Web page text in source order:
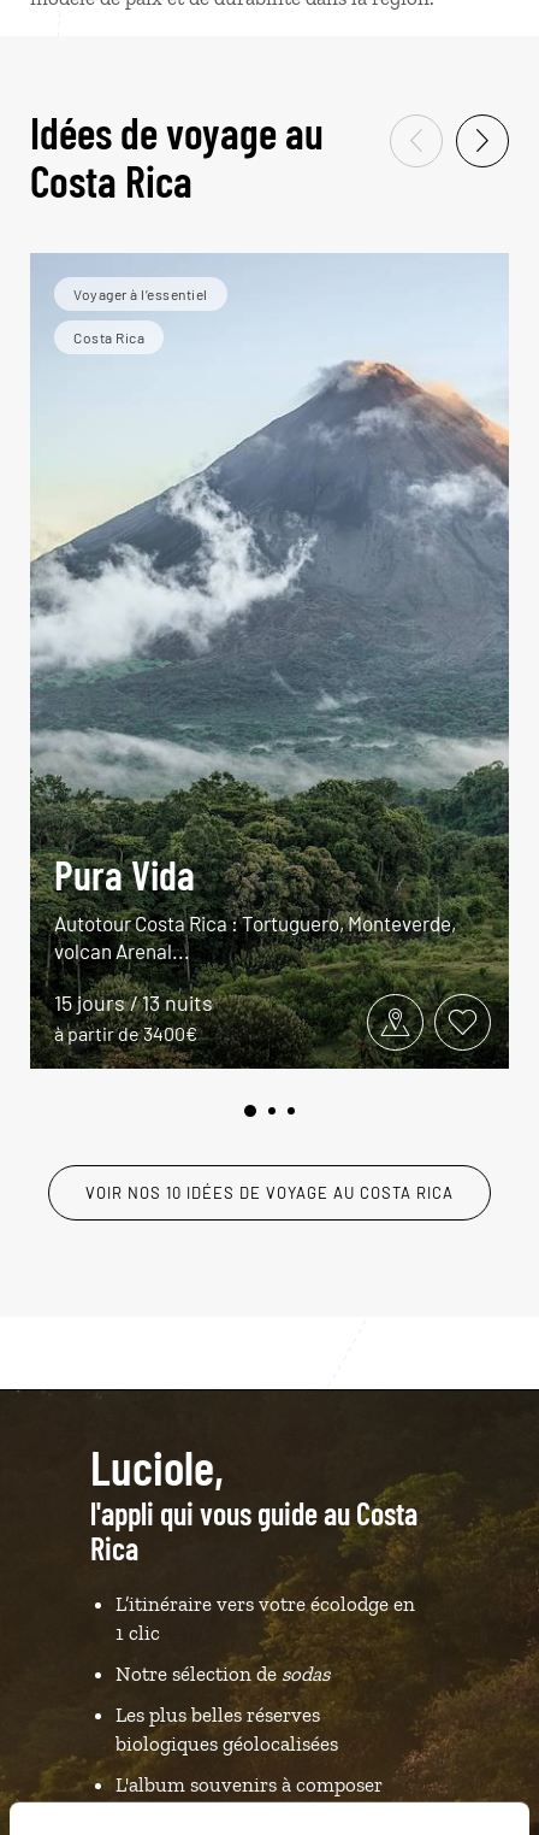
Idées de voyage au
Costa Rica
Voyager à l’essentiel
Costa Rica
Pura Vida
Autotour Costa Rica : Tortuguero, Monteverde,
volcan Arenal...
15 jours / 13 nuits
à partir de 3400€
VOIR NOS 10 IDÉES DE VOYAGE AU COSTA RICA
Luciole,
l'appli qui vous guide au Costa
Rica
L’itinéraire vers votre écolodge en
1 clic
Notre sélection de sodas
Les plus belles réserves
biologiques géolocalisées
L'album souvenirs à composer